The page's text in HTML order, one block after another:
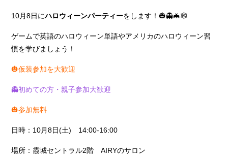
10月8日にハロウィーンパーティーをします！🎃👻🦇🕸
ゲームで英語のハロウィーン単語やアメリカのハロウィーン習
慣を学びましょう！
🎃仮装参加を大歓迎
👻初めての方・親子参加大歓迎
🎃参加無料
日時：10月8日(土) 14:00-16:00
場所：霞城セントラル2階 AIRYのサロン